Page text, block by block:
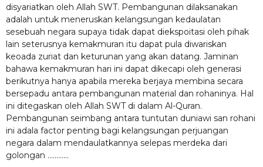
disyariatkan oleh Allah SWT. Pembangunan dilaksanakan
adalah untuk meneruskan kelangsungan kedaulatan
sesebuah negara supaya tidak dapat diekspoitasi oleh pihak
lain seterusnya kemakmuran itu dapat pula diwariskan
keoada zuriat dan keturunan yang akan datang. Jaminan
bahawa kemakmuran hari ini dapat dikecapi oleh generasi
berikutnya hanya apabila mereka berjaya membina secara
bersepadu antara pembangunan material dan rohaninya. Hal
ini ditegaskan oleh Allah SWT di dalam Al-Quran.
Pembangunan seimbang antara tuntutan duniawi san rohani
ini adala factor penting bagi kelangsungan perjuangan
negara dalam mendaulatkannya selepas merdeka dari
golongan …………